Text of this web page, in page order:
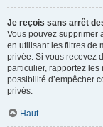
Je reçois sans arrêt
Vous pouvez supprimer
en utilisant les filtres de
privée. Si vous recevez
particulier, rapportez
possibilité d’empêcher
privés.
Haut